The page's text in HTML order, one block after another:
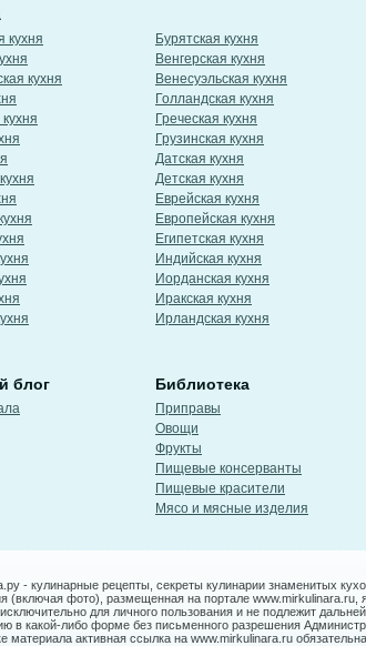
кухня
кухня
Бурятская кухня
Венгерская кухня
Венесуэльская кухня
Голландская кухня
Греческая кухня
Грузинская кухня
Датская кухня
Детская кухня
Еврейская кухня
Европейская кухня
Египетская кухня
Индийская кухня
Иорданская кухня
Иракская кухня
Ирландская кухня
блог Библиотека
Приправы
Овощи
Фрукты
Пищевые консерванты
Пищевые красители
Мясо и мясные изделия
- кулинарные рецепты, секреты кулинарии знаменитых
(включая фото), размещенная на портале www.mirkulinara.ru,
для личного пользования и не подлежит
в какой-либо форме без письменного разрешения
материала активная ссылка на www.mirkulinara.ru обязательна.